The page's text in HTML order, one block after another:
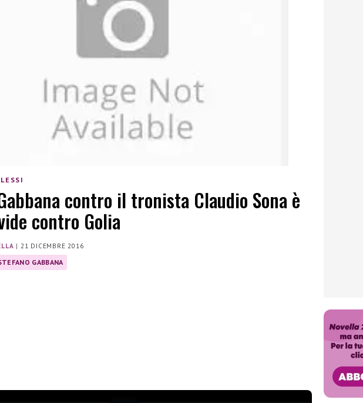
contro il tronista Claudio Sona è
contro Golia
| 21 DICEMBRE 2016
GABBANA